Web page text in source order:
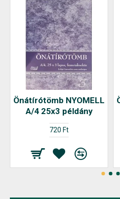
Önátírótömb NYOMELL
A/4 25x3 példány
720 Ft